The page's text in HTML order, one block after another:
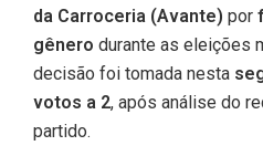
da Carroceria (Avante) por
gênero durante as eleições
decisão foi tomada nesta
votos a 2, após análise do
partido.